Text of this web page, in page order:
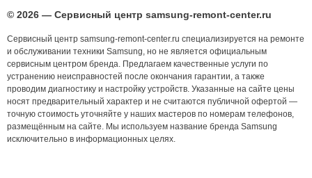
© 2026 — Сервисный центр samsung-remont-center.ru
Сервисный центр samsung-remont-center.ru специализируется на ремонте
и обслуживании техники Samsung, но не является официальным
сервисным центром бренда. Предлагаем качественные услуги по
устранению неисправностей после окончания гарантии, а также
проводим диагностику и настройку устройств. Указанные на сайте цены
носят предварительный характер и не считаются публичной офертой —
точную стоимость уточняйте у наших мастеров по номерам телефонов,
размещённым на сайте. Мы используем название бренда Samsung
исключительно в информационных целях.